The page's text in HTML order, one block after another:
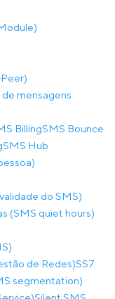
mensagens
BillingSMS Bounce
SMS Hub
do SMS)
(SMS quiet hours)
de Redes)SS7
segmentation)